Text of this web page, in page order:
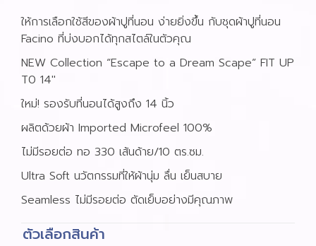
ให้การเลือกใช้สีของผ้าปูที่นอน ง่ายยิ่งขึ้น กับชุดผ้าปูที่นอน
Facino ที่บ่งบอกได้ทุกสไตล์ในตัวคุณ
NEW Collection “Escape to a Dream Scape” FIT UP
T0 14″
ใหม่! รองรับที่นอนได้สูงถึง 14 นิ้ว
ผลิตด้วยผ้า Imported Microfeel 100%
ไม่มีรอยต่อ ทอ 330 เส้นด้าย/10 ตร.ซม.
Ultra Soft นวัตกรรมที่ให้ผ้านุ่ม ลื่น เย็นสบาย
Seamless ไม่มีรอยต่อ ตัดเย็บอย่างมีคุณภาพ
ตัวเลือกสินค้า